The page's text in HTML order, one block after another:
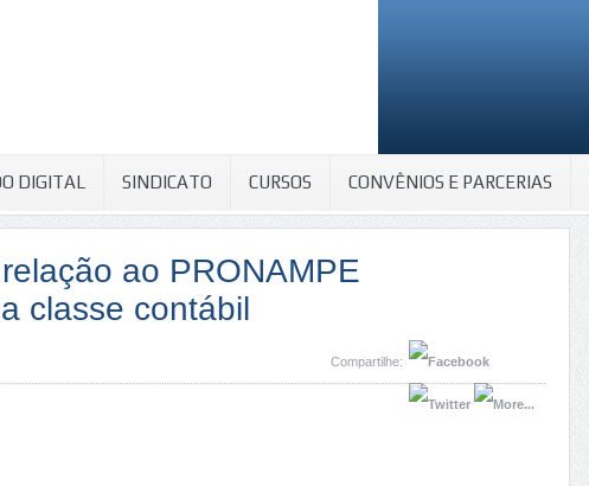
DIGITAL SINDICATO CURSOS CONVÊNIOS E PARCERIAS
ao PRONAMPE
classe contábil
Compartilhe: